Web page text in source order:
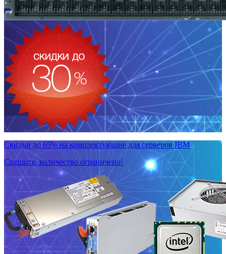
Скидки до 65% на комплектующие для серверов IBM
Спешите, количество ограничено!